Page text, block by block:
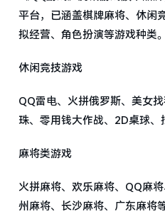
平台，已涵盖棋牌麻将、休闲
拟经营、角色扮演等游戏种类。
休闲竞技游戏
QQ雷电、火拼俄罗斯、美女
珠、零用钱大作战、2D桌球、
麻将类游戏
火拼麻将、欢乐麻将、QQ麻
州麻将、长沙麻将、广东麻将等